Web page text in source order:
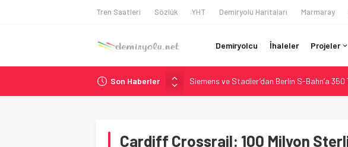
Tren Saatleri Sözlük YHT Demiryolu Haritaları Marmaray
Demiryolcu İhaleler Projeler
Son Haberler
Siemens ve Stadler’dan Berlin S-Bahn’a
Japonya Maglev Onayı: Bütçe 11 Trilyon Yen,
Metrolinx’in 604 Milyon CAD’lik Toronto
Cardiff Crossrail: 100 Milyon